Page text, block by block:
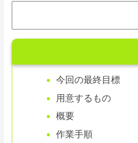
今回の最終目標
用意するもの
概要
作業手順